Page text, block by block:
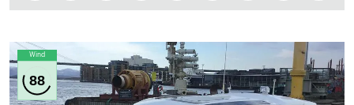
Wind
88